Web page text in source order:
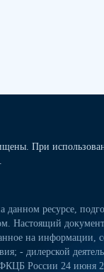
При
ресурсе,
Настоящий
на информации,
- дилерской
России 24 июня